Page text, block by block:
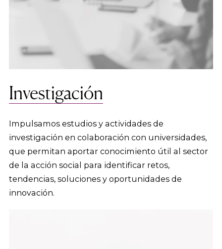
Investigación
Impulsamos estudios y actividades de
investigación en colaboración con universidades,
que permitan aportar conocimiento útil al sector
de la acción social para identificar retos,
tendencias, soluciones y oportunidades de
innovación.